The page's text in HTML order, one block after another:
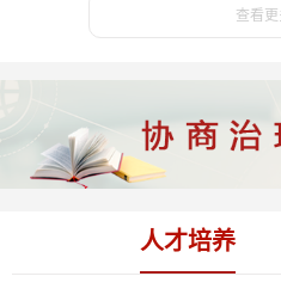
查看更
人才培养